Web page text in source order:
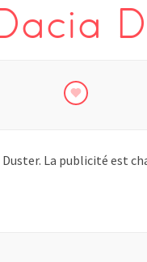
Duster. La publicité est